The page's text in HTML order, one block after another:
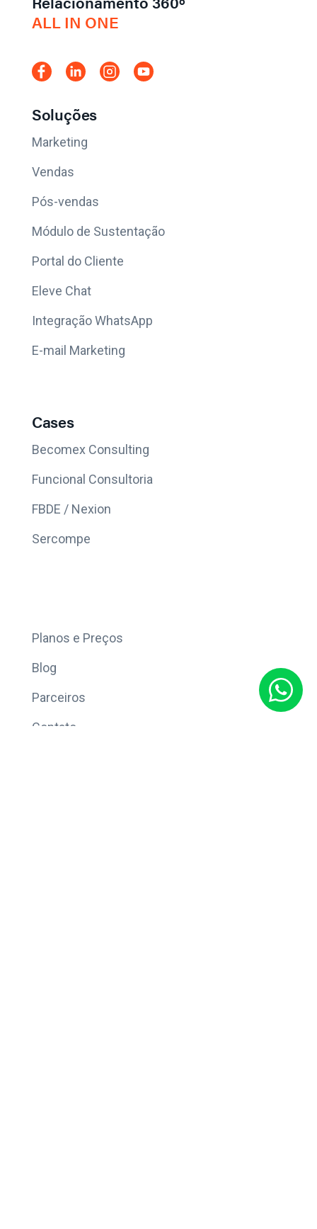
ALL IN ONE
Soluções
Marketing
Vendas
Pós-vendas
Módulo de Sustentação
Portal do Cliente
Eleve Chat
Integração WhatsApp
E-mail Marketing
Cases
Becomex Consulting
Funcional Consultoria
FBDE / Nexion
Sercompe
Planos e Preços
Blog
Parceiros
Contato